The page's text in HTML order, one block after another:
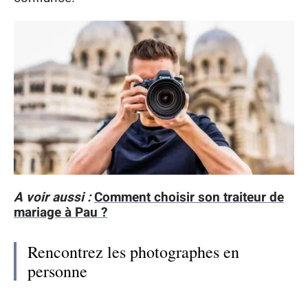
A voir aussi :Comment choisir son traiteur de
mariage à Pau ?
Rencontrez les photographes en
personne